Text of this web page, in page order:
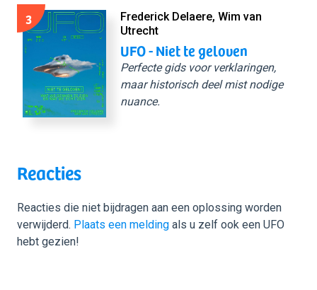
3
Frederick Delaere, Wim van
Utrecht
UFO - Niet te geloven
Perfecte gids voor verklaringen,
maar historisch deel mist nodige
nuance.
Reacties
Reacties die niet bijdragen aan een oplossing worden
verwijderd. Plaats een melding als u zelf ook een UFO
hebt gezien!